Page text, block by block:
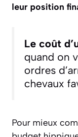
leur position
Le coût
quand on
ordres
chevaux
Pour mieux